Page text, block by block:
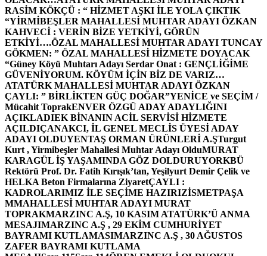
RASİM KÖKÇÜ : “ HİZMET AŞKI İLE YOLA ÇIKTIK
“YİRMİBEŞLER MAHALLESİ MUHTAR ADAYI ÖZKAN
KAHVECİ : VERİN BİZE YETKİYİ, GÖRÜN
ETKİYİ….ÖZAL MAHALLESİ MUHTAR ADAYI TUNCAY
GÖKMEN: ” ÖZAL MAHALLESİ HİZMETE DOYACAK
“Güney Köyü Muhtarı Adayı Serdar Onat : GENÇLİĞİME
GÜVENİYORUM. KÖYÜM İÇİN BİZ DE VARIZ…
ATATÜRK MAHALLESİ MUHTAR ADAYI ÖZKAN
ÇAYLI: ” BİRLİKTEN GÜÇ DOĞAR”YENİCE ve SEÇİM /
Mücahit ToprakENVER ÖZGÜ ADAY ADAYLIĞINI
AÇIKLADIEK BİNANIN ACİL SERVİSİ HİZMETE
AÇILDIÇANAKCI, İL GENEL MECLİS ÜYESİ ADAY
ADAYI OLDUYENTAŞ ORMAN ÜRÜNLERİ A.ŞTurgut
Kurt , Yirmibeşler Mahallesi Muhtar Adayı OlduMURAT
KARAGÜL İŞ YAŞAMINDA GÖZ DOLDURUYORKBÜ
Rektörü Prof. Dr. Fatih Kırışık’tan, Yeşilyurt Demir Çelik ve
HELKA Beton Firmalarına ZiyaretÇAYLI :
KADROLARIMIZ İLE SEÇİME HAZIRIZİSMETPAŞA
MMAHALLESİ MUHTAR ADAYI MURAT
TOPRAKMARZINC A.Ş, 10 KASIM ATATÜRK’Ü ANMA
MESAJIMARZINC A.Ş , 29 EKİM CUMHURİYET
BAYRAMI KUTLAMASIMARZINC A.Ş , 30 AĞUSTOS
ZAFER BAYRAMI KUTLAMA